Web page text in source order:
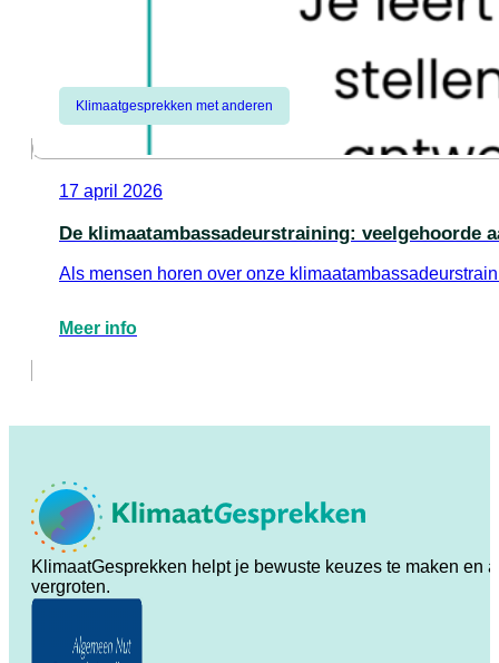
Klimaatgesprekken met anderen
17 april 2026
De klimaatambassadeurstraining: veelgehoorde
Als mensen horen over onze
Meer info
KlimaatGesprekken helpt je bewuste keuzes te maken en
vergroten.